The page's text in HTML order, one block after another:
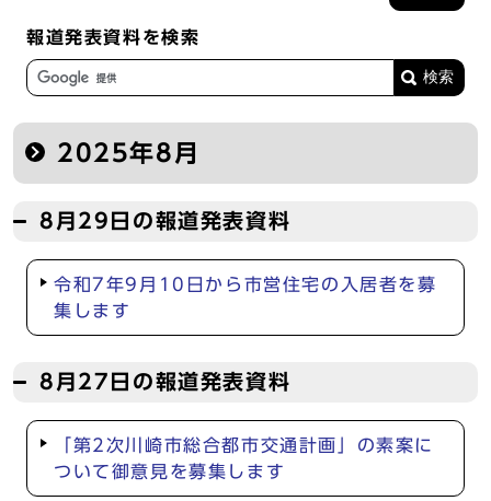
報道発表資料を検索
2025年8月
8月29日の報道発表資料
令和7年9月10日から市営住宅の入居者を募
集します
8月27日の報道発表資料
「第2次川崎市総合都市交通計画」の素案に
ついて御意見を募集します